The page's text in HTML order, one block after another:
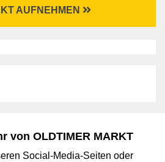
AUFNEHMEN
von OLDTIMER MARKT
Social-Media-Seiten oder